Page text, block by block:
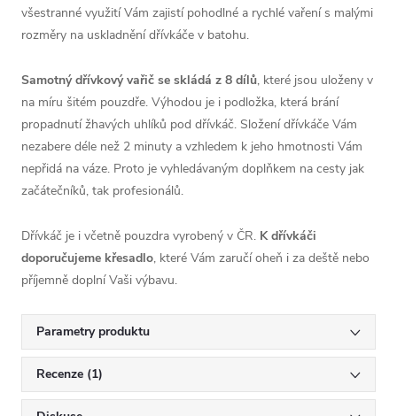
všestranné využití Vám zajistí pohodlné a rychlé vaření s malými
rozměry na uskladnění dřívkáče v batohu.
Samotný dřívkový vařič se skládá z 8 dílů, které jsou uloženy v
na míru šitém pouzdře. Výhodou je i podložka, která brání
propadnutí žhavých uhlíků pod dřívkáč. Složení dřívkáče Vám
nezabere déle než 2 minuty a vzhledem k jeho hmotnosti Vám
nepřidá na váze. Proto je vyhledávaným doplňkem na cesty jak
začátečníků, tak profesionálů.
Dřívkáč je i včetně pouzdra vyrobený v ČR. K dřívkáči
doporučujeme křesadlo, které Vám zaručí oheň i za deště nebo
příjemně doplní Vaši výbavu.
Parametry produktu
Recenze (1)